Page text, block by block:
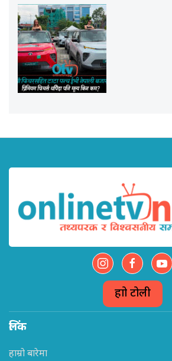
हाम्रो टोली
लिंक
हाम्रो बारेमा